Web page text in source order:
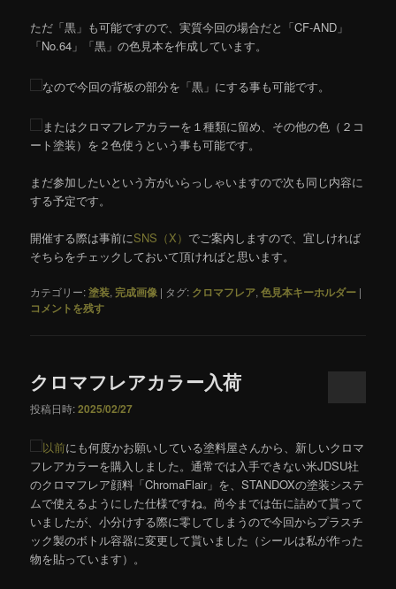
ただ「黒」も可能ですので、実質今回の場合だと「CF-AND」
「No.64」「黒」の色見本を作成しています。
なので今回の背板の部分を「黒」にする事も可能です。
またはクロマフレアカラーを１種類に留め、その他の色（２コ
ート塗装）を２色使うという事も可能です。
まだ参加したいという方がいらっしゃいますので次も同じ内容に
する予定です。
開催する際は事前にSNS（X） でご案内しますので、宜しければ
そちらをチェックしておいて頂ければと思います。
カテゴリー:塗装, 完成画像 | タグ: クロマフレア,色見本キーホルダー |
コメントを残す
クロマフレアカラー入荷
投稿日時:2025/02/27
以前にも何度かお願いしている塗料屋さんから、新しいクロマ
フレアカラーを購入しました。通常では入手できない米JDSU社
のクロマフレア顔料「ChromaFlair」を、STANDOXの塗装システ
ムで使えるようにした仕様ですね。尚今までは缶に詰めて貰って
いましたが、小分けする際に零してしまうので今回からプラスチ
ック製のボトル容器に変更して貰いました（シールは私が作った
物を貼っています）。